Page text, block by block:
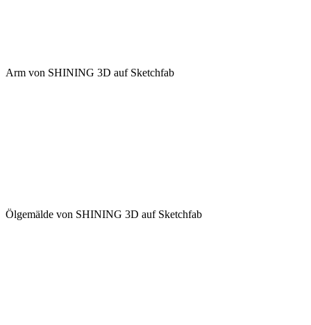
Arm von SHINING 3D auf Sketchfab
Ölgemälde von SHINING 3D auf Sketchfab